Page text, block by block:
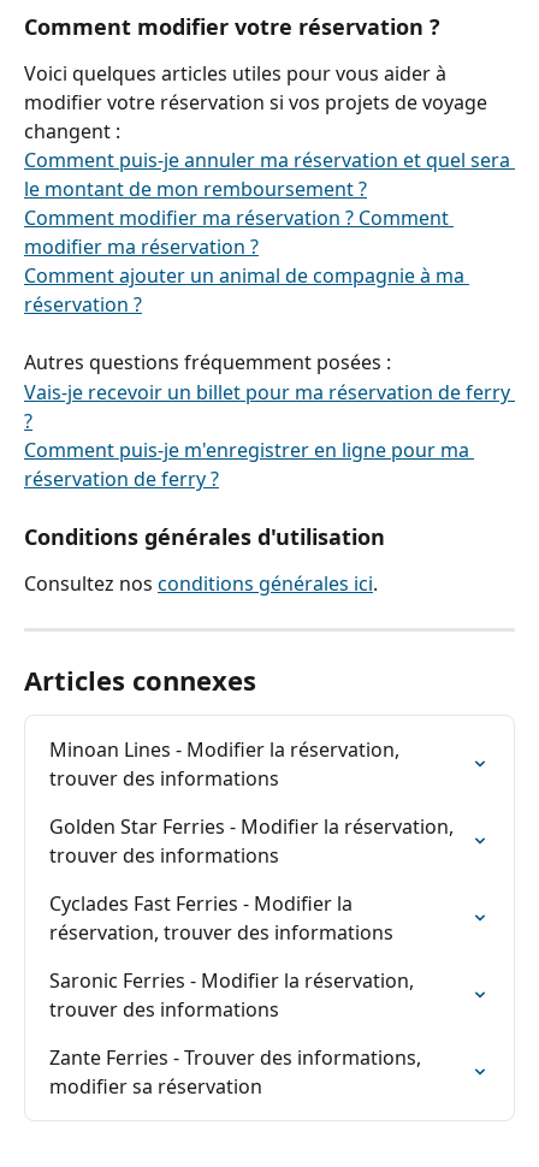
Comment modifier votre réservation ?
Voici quelques articles utiles pour vous aider à
modifier votre réservation si vos projets de voyage
changent :
Comment puis-je annuler ma réservation et quel sera
le montant de mon remboursement ?
Comment modifier ma réservation ? Comment
modifier ma réservation ?
Comment ajouter un animal de compagnie à ma
réservation ?
Autres questions fréquemment posées :
Vais-je recevoir un billet pour ma réservation de ferry
?
Comment puis-je m'enregistrer en ligne pour ma
réservation de ferry ?
Conditions générales d'utilisation
Consultez nos conditions générales ici.
Articles connexes
Minoan Lines - Modifier la réservation,
trouver des informations
Golden Star Ferries - Modifier la réservation,
trouver des informations
Cyclades Fast Ferries - Modifier la
réservation, trouver des informations
Saronic Ferries - Modifier la réservation,
trouver des informations
Zante Ferries - Trouver des informations,
modifier sa réservation